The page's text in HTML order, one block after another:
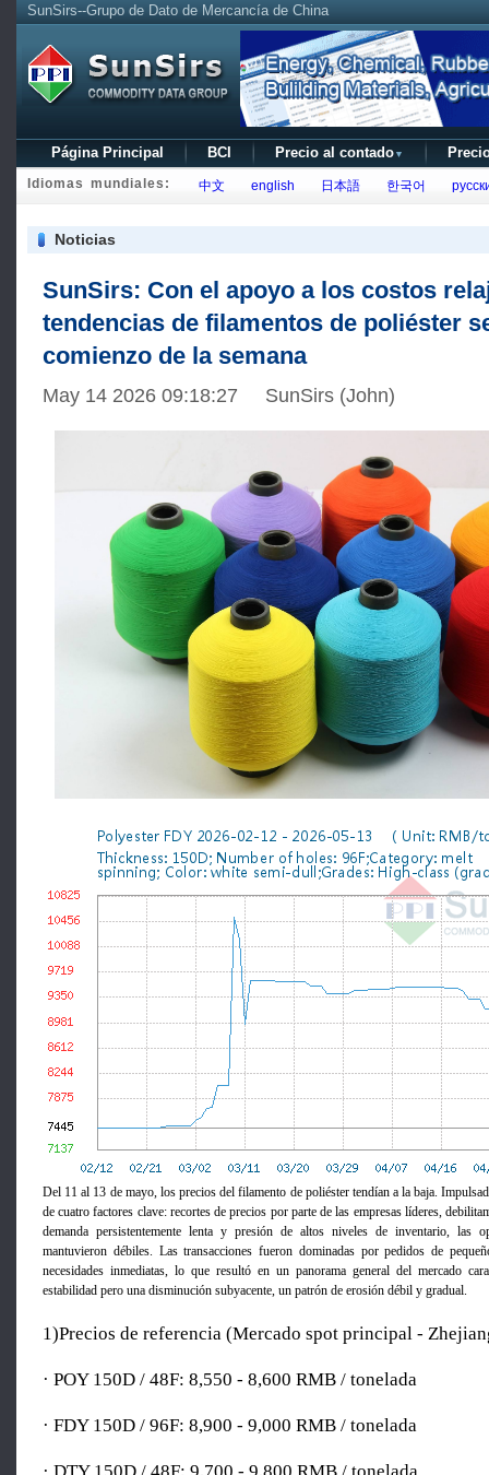
SunSirs--Grupo de Dato de Mercancía de China
Página Principal BCI Precio al contado ▼
Idiomas mundiales: 中文 english 日本語 한국어
Noticias
SunSirs: Con el apoyo a los costos
tendencias de filamentos de poliéster
comienzo de la semana
May 14 2026 09:18:27 SunSirs (John)
Del 11 al 13 de mayo, los precios del filamento de poliéster tendían a la baja.
de cuatro factores clave: recortes de precios por parte de las empresas líderes,
demanda persistentemente lenta y presión de altos niveles de inventario, las
mantuvieron débiles. Las transacciones fueron dominadas por pedidos de
necesidades inmediatas, lo que resultó en un panorama general del mercado
estabilidad pero una disminución subyacente, un patrón de erosión débil y gradual.
1)Precios de referencia (Mercado spot principal -
· POY 150D / 48F: 8,550 - 8,600 RMB / tonelada
· FDY 150D / 96F: 8,900 - 9,000 RMB / tonelada